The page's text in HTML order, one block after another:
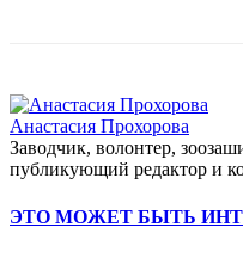
Анастасия Прохорова
Заводчик, волонтер,
публикующий редактор и
ЭТО МОЖЕТ БЫТЬ